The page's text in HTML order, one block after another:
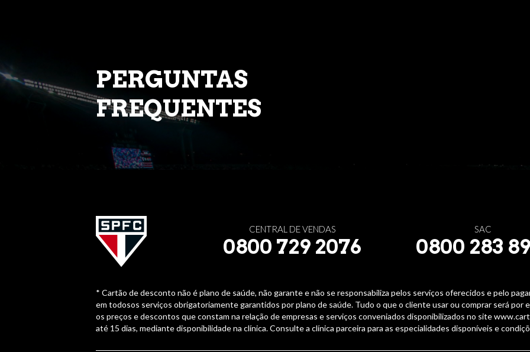
PERGUNTAS
FREQUENTES
CENTRAL DE VENDAS
0800 729 2076
SAC
0800 283
* Cartão de desconto não é plano de saúde, não garante e não se responsabiliza pelos serviços oferecidos e pelo
em todosos serviços obrigatoriamente garantidos por plano de saúde. Tudo o que o cliente usar ou comprar será por
os preços e descontos que constam na relação de empresas e serviços conveniados disponibilizados no site
até 15 dias, mediante disponibilidade na clínica. Consulte a clínica parceira para as especialidades disponíveis e